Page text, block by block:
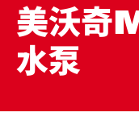
美沃
水泵